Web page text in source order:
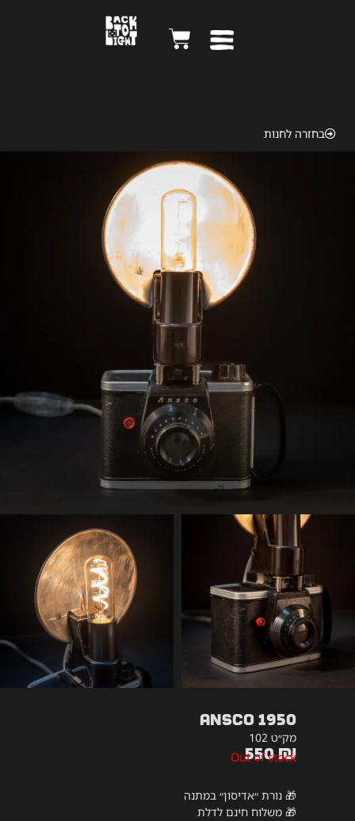
Ansco 1950
בחזרה לחנות
Ansco 1950
מק״ט 102
550₪
Out of stock
🎁 נורת ״אדיסון״ במתנה
🎁 משלוח חינם לדלת